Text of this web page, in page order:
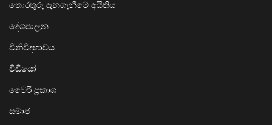
තොරතුරු දැනගැනීමේ අයිතිය
දේශපාලන
විනිවිදභාවය
වීඩියෝ
වෛරී ප්‍රකාශ
සමාජ